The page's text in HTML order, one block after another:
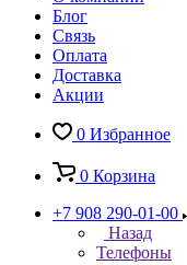
Блог
Связь
Оплата
Доставка
Акции
0 Избранное
0 Корзина
+7 908 290-01-00
Назад
Телефоны